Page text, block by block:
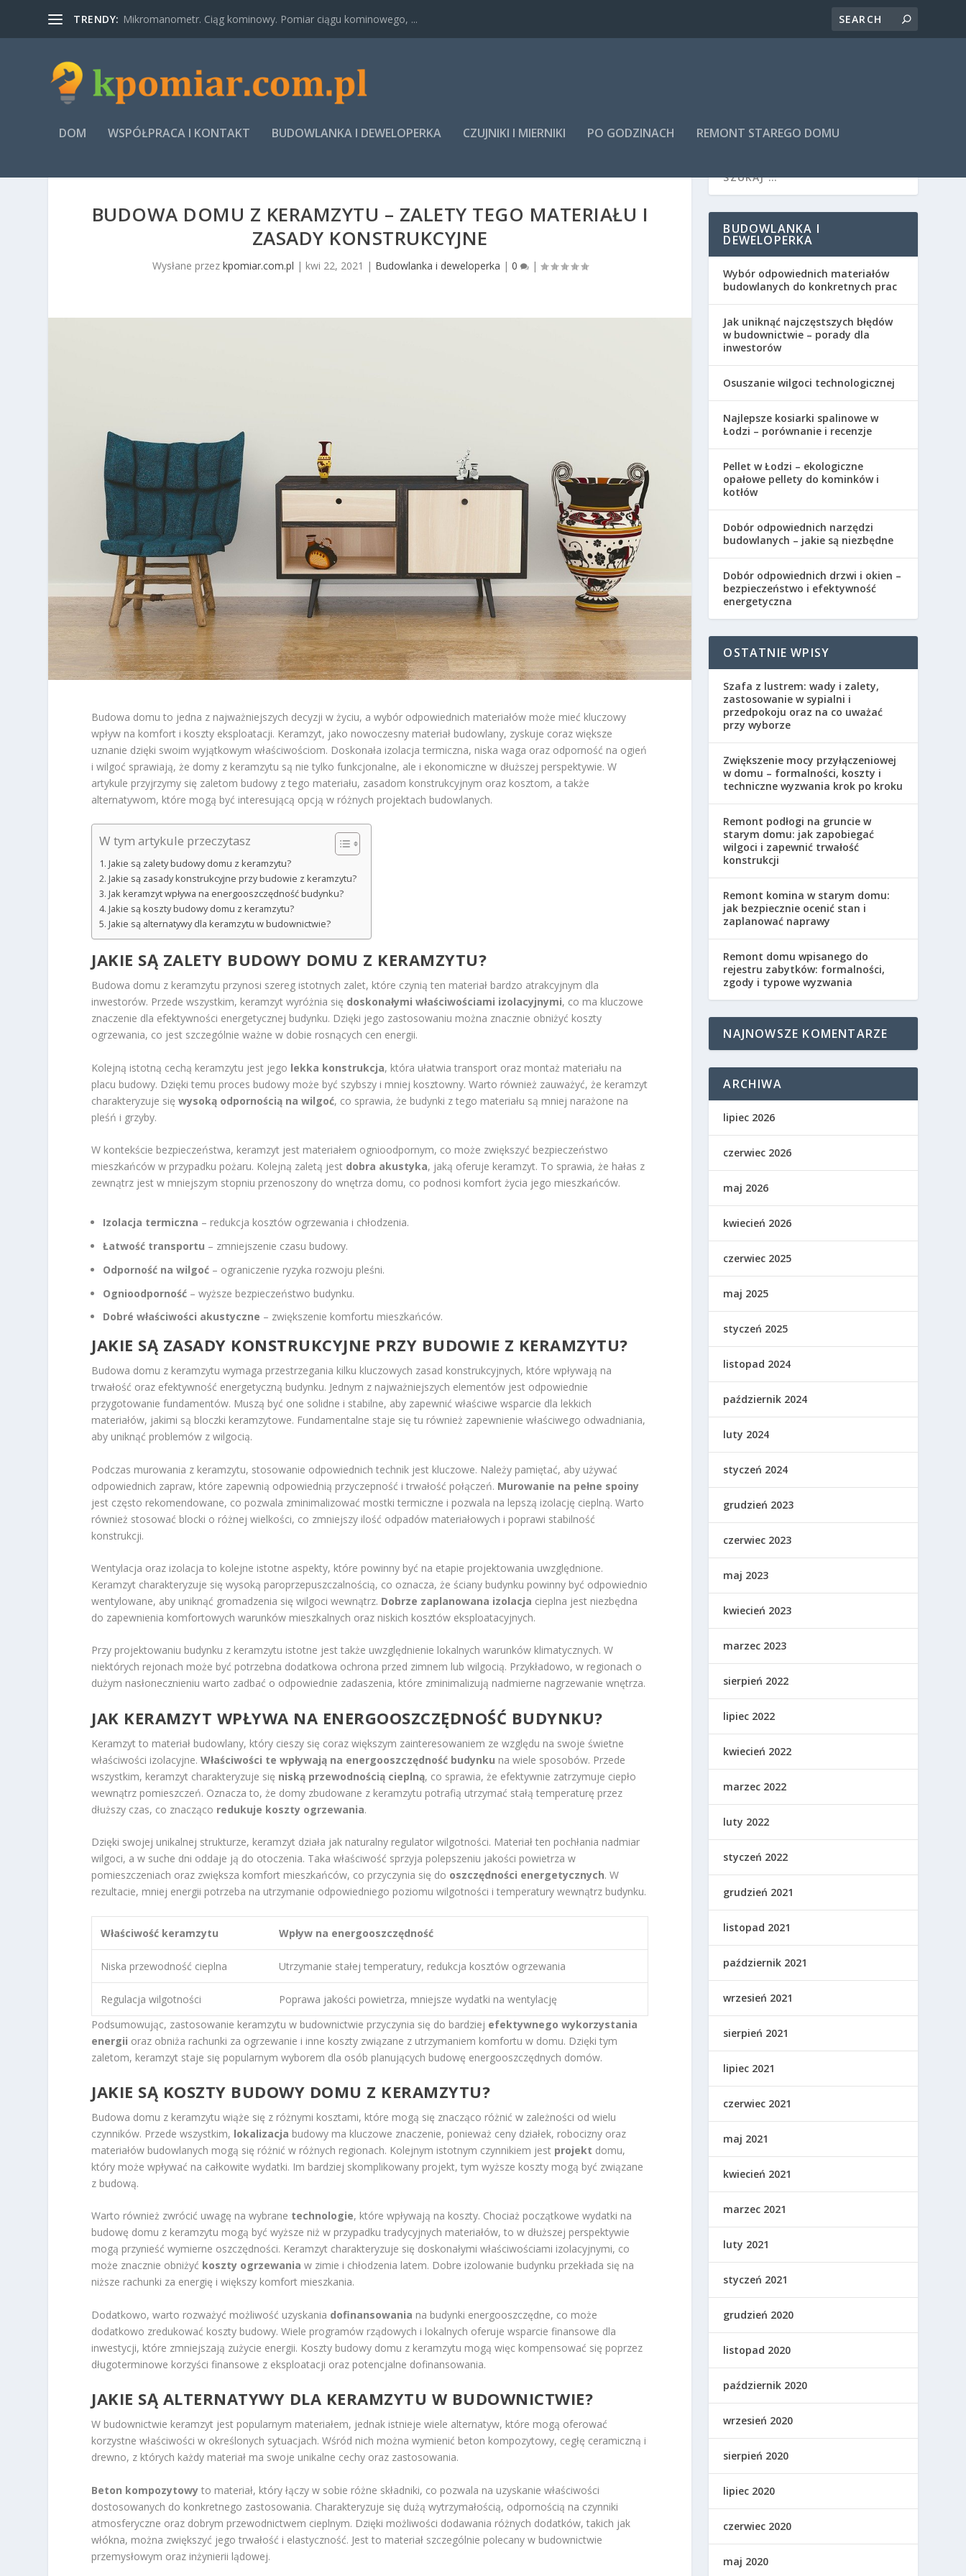
TRENDY: Mikromanometr. Ciąg kominowy. Pomiar ciągu kominowego, ...
DOM WSPÓŁPRACA I KONTAKT BUDOWLANKA I DEWELOPERKA CZUJNIKI I MIERNIKI PO GODZINACH REMONT STAREGO DOMU
BUDOWA DOMU Z KERAMZYTU – ZALETY TEGO MATERIAŁU I
ZASADY KONSTRUKCYJNE
Wysłane przez kpomiar.com.pl | kwi 22, 2021 | Budowlanka i deweloperka | 0 |
Budowa domu to jedna z najważniejszych decyzji w życiu, a wybór odpowiednich materiałów może mieć kluczowy
wpływ na komfort i koszty eksploatacji. Keramzyt, jako nowoczesny materiał budowlany, zyskuje coraz większe
uznanie dzięki swoim wyjątkowym właściwościom. Doskonała izolacja termiczna, niska waga oraz odporność na ogień
i wilgoć sprawiają, że domy z keramzytu są nie tylko funkcjonalne, ale i ekonomiczne w dłuższej perspektywie. W
artykule przyjrzymy się zaletom budowy z tego materiału, zasadom konstrukcyjnym oraz kosztom, a także
alternatywom, które mogą być interesującą opcją w różnych projektach budowlanych.
W tym artykule przeczytasz
Jakie są zalety budowy domu z keramzytu?
Jakie są zasady konstrukcyjne przy budowie z keramzytu?
Jak keramzyt wpływa na energooszczędność budynku?
Jakie są koszty budowy domu z keramzytu?
Jakie są alternatywy dla keramzytu w budownictwie?
JAKIE SĄ ZALETY BUDOWY DOMU Z KERAMZYTU?
Budowa domu z keramzytu przynosi szereg istotnych zalet, które czynią ten materiał bardzo atrakcyjnym dla
inwestorów. Przede wszystkim, keramzyt wyróżnia się doskonałymi właściwościami izolacyjnymi, co ma kluczowe
znaczenie dla efektywności energetycznej budynku. Dzięki jego zastosowaniu można znacznie obniżyć koszty
ogrzewania, co jest szczególnie ważne w dobie rosnących cen energii.
Kolejną istotną cechą keramzytu jest jego lekka konstrukcja, która ułatwia transport oraz montaż materiału na
placu budowy. Dzięki temu proces budowy może być szybszy i mniej kosztowny. Warto również zauważyć, że keramzyt
charakteryzuje sięwysoką odpornością na wilgoć, co sprawia, że budynki z tego materiału są mniej narażone na
pleśń i grzyby.
W kontekście bezpieczeństwa, keramzyt jest materiałem ognioodpornym, co może zwiększyć bezpieczeństwo
mieszkańców w przypadku pożaru. Kolejną zaletą jest dobra akustyka, jaką oferuje keramzyt. To sprawia, że hałas z
zewnątrz jest w mniejszym stopniu przenoszony do wnętrza domu, co podnosi komfort życia jego mieszkańców.
Izolacja termiczna – redukcja kosztów ogrzewania i chłodzenia.
Łatwość transportu – zmniejszenie czasu budowy.
Odporność na wilgoć – ograniczenie ryzyka rozwoju pleśni.
Ognioodporność – wyższe bezpieczeństwo budynku.
Dobré właściwości akustyczne – zwiększenie komfortu mieszkańców.
JAKIE SĄ ZASADY KONSTRUKCYJNE PRZY BUDOWIE Z KERAMZYTU?
Budowa domu z keramzytu wymaga przestrzegania kilku kluczowych zasad konstrukcyjnych, które wpływają na
trwałość oraz efektywność energetyczną budynku. Jednym z najważniejszych elementów jest odpowiednie
przygotowanie fundamentów. Muszą być one solidne i stabilne, aby zapewnić właściwe wsparcie dla lekkich
materiałów, jakimi są bloczki keramzytowe. Fundamentalne staje się tu również zapewnienie właściwego odwadniania,
aby uniknąć problemów z wilgocią.
Podczas murowania z keramzytu, stosowanie odpowiednich technik jest kluczowe. Należy pamiętać, aby używać
odpowiednich zapraw, które zapewnią odpowiednią przyczepność i trwałość połączeń. Murowanie na pełne spoiny
jest często rekomendowane, co pozwala zminimalizować mostki termiczne i pozwala na lepszą izolację cieplną. Warto
również stosować blocki o różnej wielkości, co zmniejszy ilość odpadów materiałowych i poprawi stabilność
konstrukcji.
Wentylacja oraz izolacja to kolejne istotne aspekty, które powinny być na etapie projektowania uwzględnione.
Keramzyt charakteryzuje się wysoką paroprzepuszczalnością, co oznacza, że ściany budynku powinny być odpowiednio
wentylowane, aby uniknąć gromadzenia się wilgoci wewnątrz. Dobrze zaplanowana izolacja cieplna jest niezbędna
do zapewnienia komfortowych warunków mieszkalnych oraz niskich kosztów eksploatacyjnych.
Przy projektowaniu budynku z keramzytu istotne jest także uwzględnienie lokalnych warunków klimatycznych. W
niektórych rejonach może być potrzebna dodatkowa ochrona przed zimnem lub wilgocią. Przykładowo, w regionach o
dużym nasłonecznieniu warto zadbać o odpowiednie zadaszenia, które zminimalizują nadmierne nagrzewanie wnętrza.
JAK KERAMZYT WPŁYWA NA ENERGOOSZCZĘDNOŚĆ BUDYNKU?
Keramzyt to materiał budowlany, który cieszy się coraz większym zainteresowaniem ze względu na swoje świetne
właściwości izolacyjne.Właściwości te wpływają na energooszczędność budynku na wiele sposobów. Przede
wszystkim, keramzyt charakteryzuje się niską przewodnością cieplną, co sprawia, że efektywnie zatrzymuje ciepło
wewnątrz pomieszczeń. Oznacza to, że domy zbudowane z keramzytu potrafią utrzymać stałą temperaturę przez
dłuższy czas, co znacząco redukuje koszty ogrzewania.
Dzięki swojej unikalnej strukturze, keramzyt działa jak naturalny regulator wilgotności. Materiał ten pochłania nadmiar
wilgoci, a w suche dni oddaje ją do otoczenia. Taka właściwość sprzyja polepszeniu jakości powietrza w
pomieszczeniach oraz zwiększa komfort mieszkańców, co przyczynia się do oszczędności energetycznych. W
rezultacie, mniej energii potrzeba na utrzymanie odpowiedniego poziomu wilgotności i temperatury wewnątrz budynku.
Właściwość keramzytu Wpływ na energooszczędność
Niska przewodność cieplna Utrzymanie stałej temperatury, redukcja kosztów ogrzewania
Regulacja wilgotności
Poprawa jakości powietrza, mniejsze wydatki na wentylację
Podsumowując, zastosowanie keramzytu w budownictwie przyczynia się do bardziej efektywnego wykorzystania
energii oraz obniża rachunki za ogrzewanie i inne koszty związane z utrzymaniem komfortu w domu. Dzięki tym
zaletom, keramzyt staje się popularnym wyborem dla osób planujących budowę energooszczędnych domów.
JAKIE SĄ KOSZTY BUDOWY DOMU Z KERAMZYTU?
Budowa domu z keramzytu wiąże się z różnymi kosztami, które mogą się znacząco różnić w zależności od wielu
czynników. Przede wszystkim, lokalizacja budowy ma kluczowe znaczenie, ponieważ ceny działek, robocizny oraz
materiałów budowlanych mogą się różnić w różnych regionach. Kolejnym istotnym czynnikiem jest projekt domu,
który może wpływać na całkowite wydatki. Im bardziej skomplikowany projekt, tym wyższe koszty mogą być związane
z budową.
Warto również zwrócić uwagę na wybrane technologie, które wpływają na koszty. Chociaż początkowe wydatki na
budowę domu z keramzytu mogą być wyższe niż w przypadku tradycyjnych materiałów, to w dłuższej perspektywie
mogą przynieść wymierne oszczędności. Keramzyt charakteryzuje się doskonałymi właściwościami izolacyjnymi, co
może znacznie obniżyć koszty ogrzewania w zimie i chłodzenia latem. Dobre izolowanie budynku przekłada się na
niższe rachunki za energię i większy komfort mieszkania.
Dodatkowo, warto rozważyć możliwość uzyskania dofinansowania na budynki energooszczędne, co może
dodatkowo zredukować koszty budowy. Wiele programów rządowych i lokalnych oferuje wsparcie finansowe dla
inwestycji, które zmniejszają zużycie energii. Koszty budowy domu z keramzytu mogą więc kompensować się poprzez
długoterminowe korzyści finansowe z eksploatacji oraz potencjalne dofinansowania.
JAKIE SĄ ALTERNATYWY DLA KERAMZYTU W BUDOWNICTWIE?
W budownictwie keramzyt jest popularnym materiałem, jednak istnieje wiele alternatyw, które mogą oferować
korzystne właściwości w określonych sytuacjach. Wśród nich można wymienić beton kompozytowy, cegłę ceramiczną i
drewno, z których każdy materiał ma swoje unikalne cechy oraz zastosowania.
Beton kompozytowy to materiał, który łączy w sobie różne składniki, co pozwala na uzyskanie właściwości
dostosowanych do konkretnego zastosowania. Charakteryzuje się dużą wytrzymałością, odpornością na czynniki
atmosferyczne oraz dobrym przewodnictwem cieplnym. Dzięki możliwości dodawania różnych dodatków, takich jak
włókna, można zwiększyć jego trwałość i elastyczność. Jest to materiał szczególnie polecany w budownictwie
przemysłowym oraz inżynierii lądowej.
BUDOWLANKA I
DEWELOPERKA
Wybór odpowiednich materiałów
budowlanych do konkretnych prac
Jak uniknąć najczęstszych błędów
w budownictwie – porady dla
inwestorów
Osuszanie wilgoci technologicznej
Najlepsze kosiarki spalinowe w
Łodzi – porównanie i recenzje
Pellet w Łodzi – ekologiczne
opałowe pellety do kominków i
kotłów
Dobór odpowiednich narzędzi
budowlanych – jakie są niezbędne
Dobór odpowiednich drzwi i okien –
bezpieczeństwo i efektywność
energetyczna
OSTATNIE WPISY
Szafa z lustrem: wady i zalety,
zastosowanie w sypialni i
przedpokoju oraz na co uważać
przy wyborze
Zwiększenie mocy przyłączeniowej
w domu – formalności, koszty i
techniczne wyzwania krok po kroku
Remont podłogi na gruncie w
starym domu: jak zapobiegać
wilgoci i zapewnić trwałość
konstrukcji
Remont komina w starym domu:
jak bezpiecznie ocenić stan i
zaplanować naprawy
Remont domu wpisanego do
rejestru zabytków: formalności,
zgody i typowe wyzwania
NAJNOWSZE KOMENTARZE
ARCHIWA
lipiec 2026
czerwiec 2026
maj 2026
kwiecień 2026
czerwiec 2025
maj 2025
styczeń 2025
listopad 2024
październik 2024
luty 2024
styczeń 2024
grudzień 2023
czerwiec 2023
maj 2023
kwiecień 2023
marzec 2023
sierpień 2022
lipiec 2022
kwiecień 2022
marzec 2022
luty 2022
styczeń 2022
grudzień 2021
listopad 2021
październik 2021
wrzesień 2021
sierpień 2021
lipiec 2021
czerwiec 2021
maj 2021
kwiecień 2021
marzec 2021
luty 2021
styczeń 2021
grudzień 2020
listopad 2020
październik 2020
wrzesień 2020
sierpień 2020
lipiec 2020
czerwiec 2020
maj 2020